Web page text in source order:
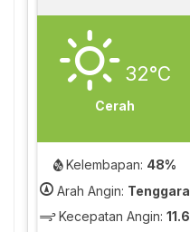
32°C
Cerah
Kelembapan: 48%
Arah Angin: Tenggara
Kecepatan Angin: 11.6